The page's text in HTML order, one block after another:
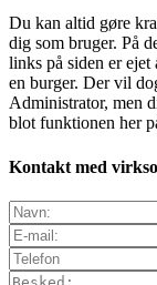
Du kan altid gøre
dig som bruger. På
links på siden er ejet
en burger. Der vil
Administrator, men
blot funktionen her
Kontakt med